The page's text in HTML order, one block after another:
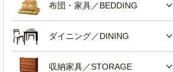
布団・家具／BEDDING
ダイニング／DINING
収納家具／STORAGE